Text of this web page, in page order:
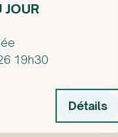
JOUR
19h30
Détails